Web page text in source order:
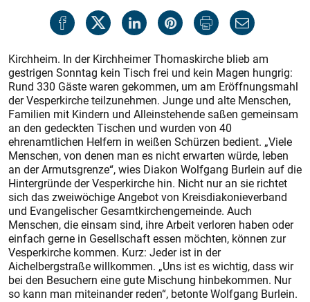
Kirchheim. In der Kirchheimer Thomaskirche blieb am
gestrigen Sonntag kein Tisch frei und kein Magen hungrig:
Rund 330 Gäste waren gekommen, um am Eröffnungsmahl
der Vesperkirche teilzunehmen. Junge und alte Menschen,
Familien mit Kindern und Alleinstehende saßen gemeinsam
an den gedeckten Tischen und wurden von 40
ehrenamtlichen Helfern in weißen Schürzen bedient. „Viele
Menschen, von denen man es nicht erwarten würde, leben
an der Armutsgrenze“, wies Diakon Wolfgang Burlein auf die
Hintergründe der Vesperkirche hin. Nicht nur an sie richtet
sich das zweiwöchige Angebot von Kreisdiakonieverband
und Evangelischer Gesamtkirchengemeinde. Auch
Menschen, die einsam sind, ihre Arbeit verloren haben oder
einfach gerne in Gesellschaft essen möchten, können zur
Vesperkirche kommen. Kurz: Jeder ist in der
Aichelbergstraße willkommen. „Uns ist es wichtig, dass wir
bei den Besuchern eine gute Mischung hinbekommen. Nur
so kann man miteinander reden“, betonte Wolfgang Burlein.